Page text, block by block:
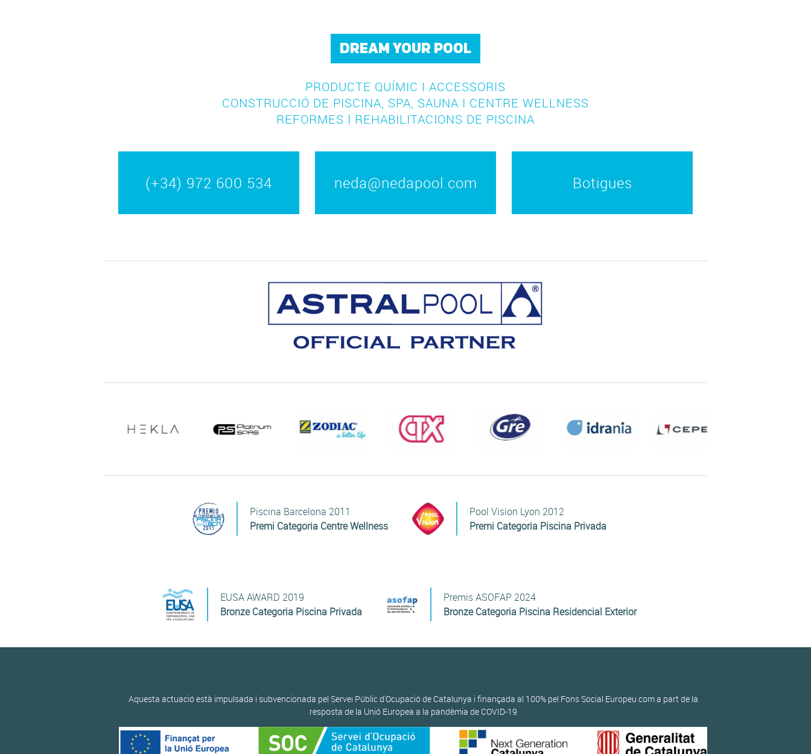
DREAM YOUR POOL
PRODUCTE QUÍMIC I ACCESSORIS
CONSTRUCCIÓ DE PISCINA, SPA, SAUNA I CENTRE WELLNESS
REFORMES I REHABILITACIONS DE PISCINA
(+34) 972 600 534 neda@nedapool.com Botigues
Piscina Barcelona 2011
Premi Categoria Centre Wellness
Pool Vision Lyon 2012
Premi Categoria Piscina Privada
EUSA AWARD 2019
Bronze Categoria Piscina Privada
Premis ASOFAP 2024
Bronze Categoria Piscina Residencial Exterior
Aquesta actuació està impulsada i subvencionada pel Servei Públic d'Ocupació de Catalunya i finançada al 100% pel Fons Social Europeu com a part de la
resposta de la Unió Europea a la pandèmia de COVID-19